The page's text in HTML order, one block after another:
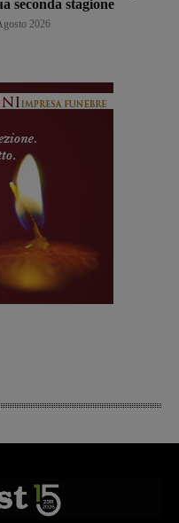
seconda stagione
2026